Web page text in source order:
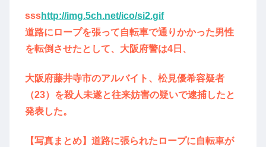
ssshttp://img.5ch.net/ico/si2.gif
道路にロープを張って自転車で通りかかった男性
を転倒させたとして、大阪府警は4日、
大阪府藤井寺市のアルバイト、松見優希容疑者
（23）を殺人未遂と往来妨害の疑いで逮捕したと
発表した。
【写真まとめ】道路に張られたロープに自転車が